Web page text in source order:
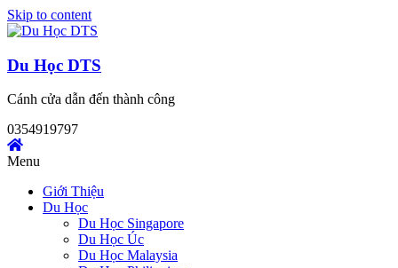
Skip to content
Du Học DTS
Cánh cửa dẫn đến thành công
0354919797
Menu
Giới Thiệu
Du Học
Du Học Singapore
Du Học Úc
Du Học Malaysia